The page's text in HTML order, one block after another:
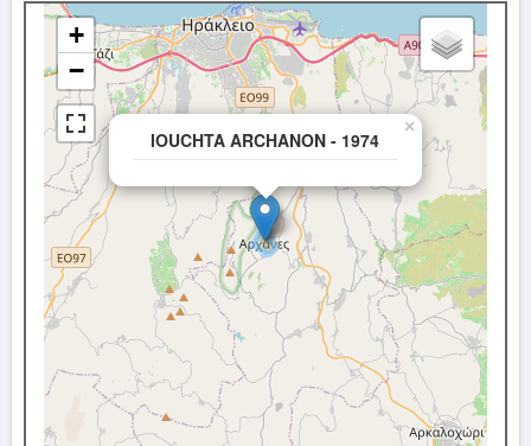
IOUCHTA ARCHANON - 1974
×
+
−